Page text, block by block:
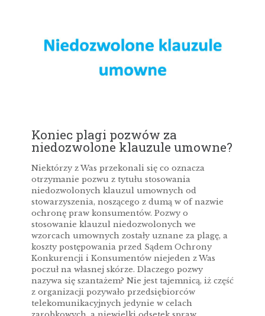
Koniec plagi pozwów za
niedozwolone klauzule umowne?
Niektórzy z Was przekonali się co oznacza
otrzymanie pozwu z tytułu stosowania
niedozwolonych klauzul umownych od
stowarzyszenia, noszącego z dumą w of nazwie
ochronę praw konsumentów. Pozwy o
stosowanie klauzul niedozwolonych we
wzorcach umownych zostały uznane za plagę, a
koszty postępowania przed Sądem Ochrony
Konkurencji i Konsumentów niejeden z Was
poczuł na własnej skórze. Dlaczego pozwy
nazywa się szantażem? Nie jest tajemnicą, iż część
z organizacji pozywało przedsiębiorców
telekomunikacyjnych jedynie w celach